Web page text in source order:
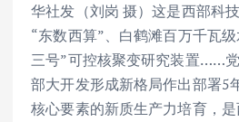
华社发（刘岗 摄）这是西部科
“东数西算”、白鹤滩百万千瓦
三号”可控核聚变研究装置……
部大开发形成新格局作出部署5
核心要素的新质生产力培育，